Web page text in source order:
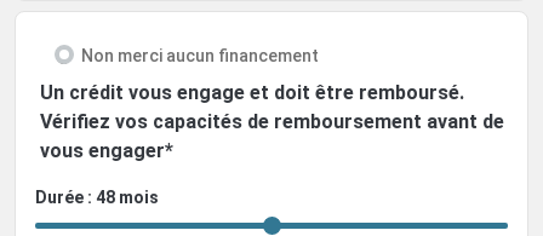
Non merci aucun financement
Un crédit vous engage et doit être remboursé.
Vérifiez vos capacités de remboursement avant de
vous engager*
Durée : 48 mois